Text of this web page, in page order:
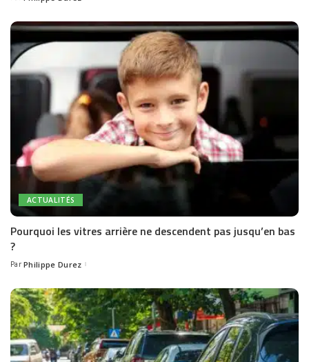
ACTUALITÉS
Pourquoi les vitres arrière ne descendent pas jusqu’en bas
?
Posted
Par Philippe Durez